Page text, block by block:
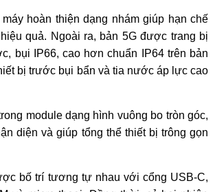
hoàn thiện dạng nhám giúp hạn chế
quả. Ngoài ra, bản 5G được trang bị
bụi IP66, cao hơn chuẩn IP64 trên bản
bị trước bụi bẩn và tia nước áp lực cao
module dạng hình vuông bo tròn góc,
diện và giúp tổng thể thiết bị trông gọn
bố trí tương tự nhau với cổng USB-C,